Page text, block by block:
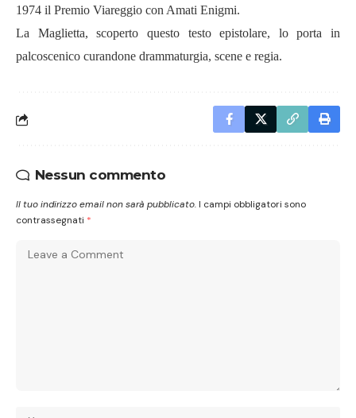
1974 il Premio Viareggio con Amati Enigmi.
La Maglietta, scoperto questo testo epistolare, lo porta in
palcoscenico curandone drammaturgia, scene e regia.
Nessun commento
Il tuo indirizzo email non sarà pubblicato. I campi obbligatori sono
contrassegnati *